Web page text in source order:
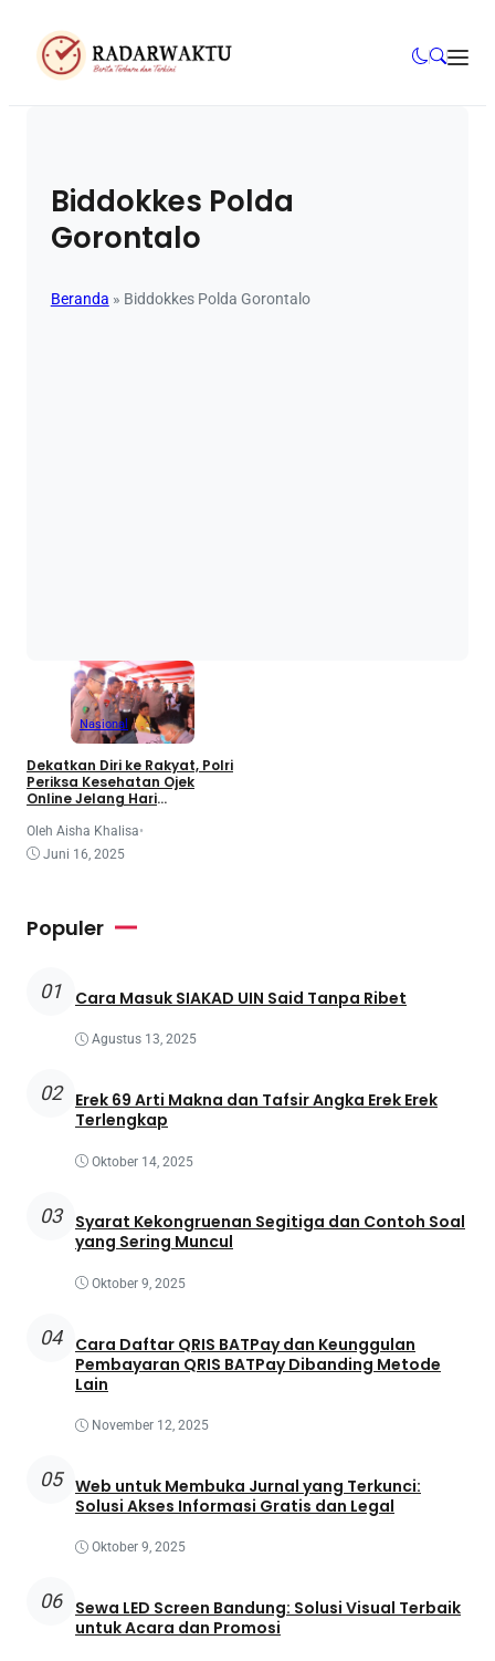
Biddokkes Polda
Gorontalo
Beranda » Biddokkes Polda Gorontalo
Nasional
Dekatkan Diri ke Rakyat, Polri
Periksa Kesehatan Ojek
Online Jelang Hari
Oleh Aisha Khalisa•
Juni 16, 2025
Populer
01 Cara Masuk SIAKAD UIN Said Tanpa Ribet
Agustus 13, 2025
02
Erek 69 Arti Makna dan Tafsir Angka Erek Erek
Terlengkap
Oktober 14, 2025
03
Syarat Kekongruenan Segitiga dan Contoh Soal
yang Sering Muncul
Oktober 9, 2025
04
Cara Daftar QRIS BATPay dan Keunggulan
Pembayaran QRIS BATPay Dibanding Metode
Lain
November 12, 2025
05 Web untuk Membuka Jurnal yang Terkunci:
Solusi Akses Informasi Gratis dan Legal
Oktober 9, 2025
06
Sewa LED Screen Bandung: Solusi Visual Terbaik
untuk Acara dan Promosi